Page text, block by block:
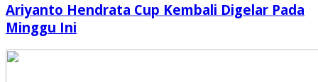
Ariyanto Hendrata Cup Kembali Digelar Pada
Minggu Ini